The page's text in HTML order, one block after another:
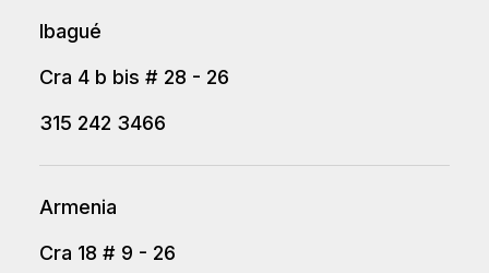
Ibagué
Cra 4 b bis # 28 - 26
315 242 3466
Armenia
Cra 18 # 9 - 26